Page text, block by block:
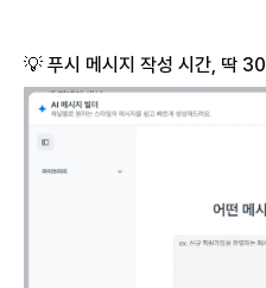
💡 푸시 메시지 작성 시간, 딱